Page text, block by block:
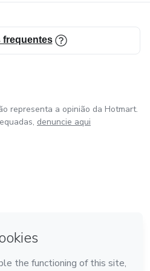
frequentes
representa a opinião da Hotmart.
denuncie aqui